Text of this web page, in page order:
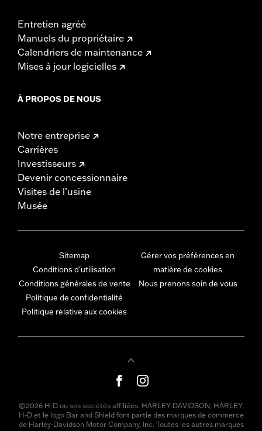
Entretien agréé
Manuels du propriétaire
Calendriers de maintenance
Mises à jour logicielles
À PROPOS DE NOUS
Notre entreprise
Carrières
Investisseurs
Devenir concessionnaire
Visites de l’usine
Musée
Sitemap
Conditions d'utilisation
Conditions générales de vente
Politique de confidentialité
Politique relative aux cookies
Gérer vos préférences en
matière de cookies
Nous prenons soin de vous
©2026 H-D ou ses sociétés affiliées. HARLEY-DAVIDSON, HARLEY,
H-D et le logo Bar and Shield font partie des marques de commerce
de Harley-Davidson Motor Company, Inc. Toutes les autres marques